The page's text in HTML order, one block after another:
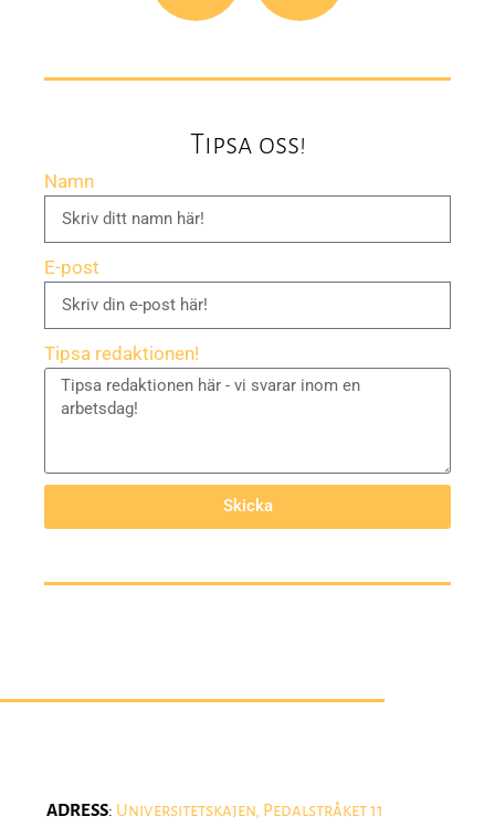
Tipsa oss!
Namn
E-post
Tipsa redaktionen!
Skicka
ADRESS: Universitetskajen, Pedalstråket 11